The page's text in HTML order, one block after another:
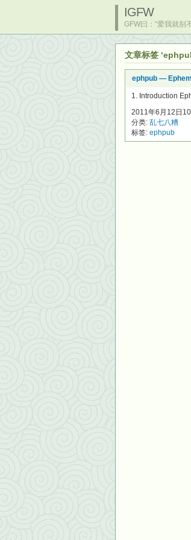
IGFW
GFW曰：“爱我就别
文章标签
ephpub —
1. Introduction
2011年6月12日
分类: 乱七八糟
标签: ephpub